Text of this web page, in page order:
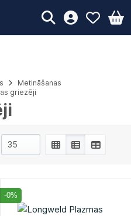
Metināšanas
griezēji
-0%